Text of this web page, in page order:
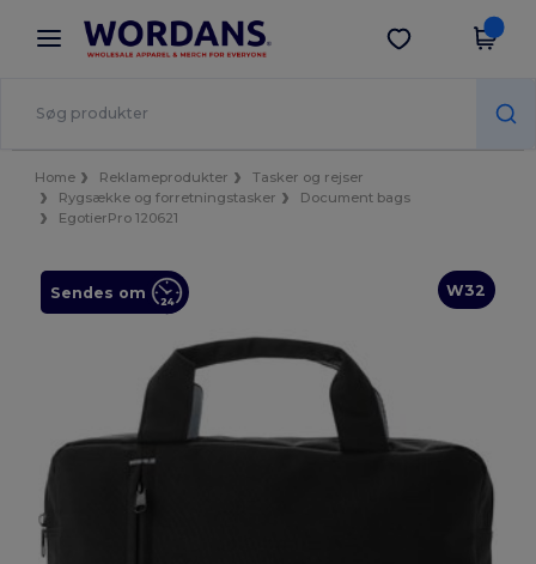
× Wordans-app
Bedre priser i appen!
Hent app
Home Reklameprodukter
Tasker og rejser
Rygsække og forretningstasker
Document bags
EgotierPro 120621
W32
Sendes om